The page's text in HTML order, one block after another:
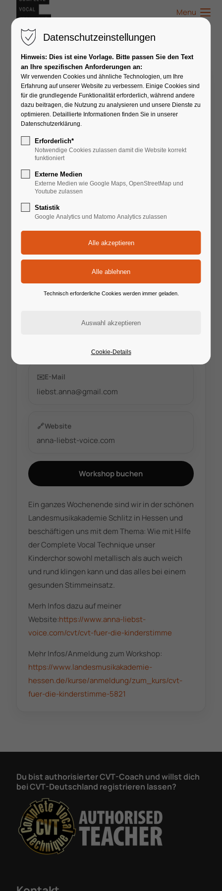
Menu
CVT für die Kinderstimme
👤Coach
Anna Liebst
📍Ort / Format
Landesmusikakademie Schlitz in Hessen
28.08.2026
✉️E-Mail
liebst.anna@gmail.com
🔗Website
anna-liebst-voice.com
Workshop buchen
Ein ganzes Wochenende sind wir in der schönen
Landesmusikakademie Schlitz in Hessen und
beschäftigen uns mit dem Thema: Wie mit Hilfe
der Complete Vocal Technique unser
Kinderchor sowohl metallisch als auch weich
und rund klingen kann und das alles bei einem
gesunden Stimmeinsatz.
Merh Infos dazu auf meiner
Website:https://www.anna-liebst-
voice.com/cvt/cvt-fuer-die-kinderstimme
Mehr Infos/Anmeldung zum Workshop:
https://www.landesmusikakademie-
hessen.de/kurse/anmeldung/zum_kurs/cvt-
fuer-die-kinderstimme-5821
Du bist authorisierter CVT-Coach und willst dich
bei CVT-Deutschland registrieren lassen?
Datenschutzeinstellungen
Hinweis: Dies ist eine Vorlage. Bitte passen Sie den Text
an Ihre spezifischen Anforderungen an:
Wir verwenden Cookies und ähnliche Technologien, um Ihre
Erfahrung auf unserer Website zu verbessern. Einige Cookies sind
für die grundlegende Funktionalität erforderlich, während andere
dazu beitragen, die Nutzung zu analysieren und unsere Dienste zu
optimieren. Detaillierte Informationen finden Sie in unserer
Datenschutzerklärung.
Erforderlich*
Notwendige Cookies zulassen damit die Website korrekt
funktioniert
Externe Medien
Externe Medien wie Google Maps, OpenStreetMap und
Youtube zulassen
Statistik
Google Analytics und Matomo Analytics zulassen
Technisch erforderliche Cookies werden immer geladen.
Cookie-Details